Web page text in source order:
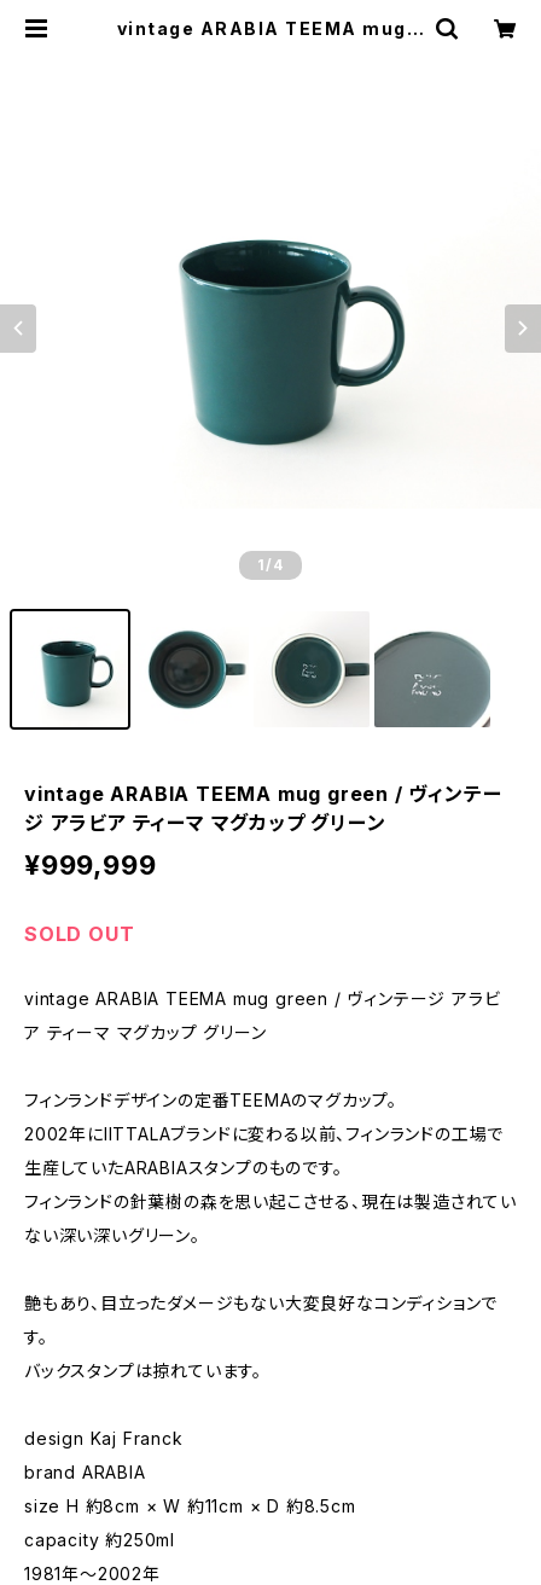
vintage ARABIA TEEMA mug g
1 /4
vintage ARABIA TEEMA mug green / ヴィンテー
ジ アラビア ティーマ マグカップ グリーン
¥999,999
SOLD OUT
vintage ARABIA TEEMA mug green / ヴィンテージ アラビ
ア ティーマ マグカップ グリーン
フィンランドデザインの定番TEEMAのマグカップ。
2002年にIITTALAブランドに変わる以前、フィンランドの工場で
生産していたARABIAスタンプのものです。
フィンランドの針葉樹の森を思い起こさせる、現在は製造されてい
ない深い深いグリーン。
艶もあり、目立ったダメージもない大変良好なコンディションで
す。
バックスタンプは掠れています。
design Kaj Franck
brand ARABIA
size H 約8cm × W 約11cm × D 約8.5cm
capacity 約250ml
1981年〜2002年